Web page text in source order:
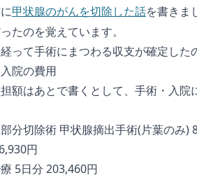
甲状腺のがんを切除した話を書きま
たのを覚えています。
って手術にまつわる収支が確定した
院の費用
額はあとで書くとして、手術・入院
分切除術 甲状腺摘出手術(片葉のみ)
円
5日分 203,460円